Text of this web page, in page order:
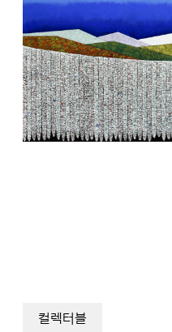
컬렉터블